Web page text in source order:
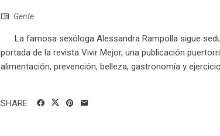
Gente
La famosa sexóloga Alessandra Rampolla sigue
portada de la revista Vivir Mejor, una publicación
alimentación, prevención, belleza, gastronomía y
SHARE